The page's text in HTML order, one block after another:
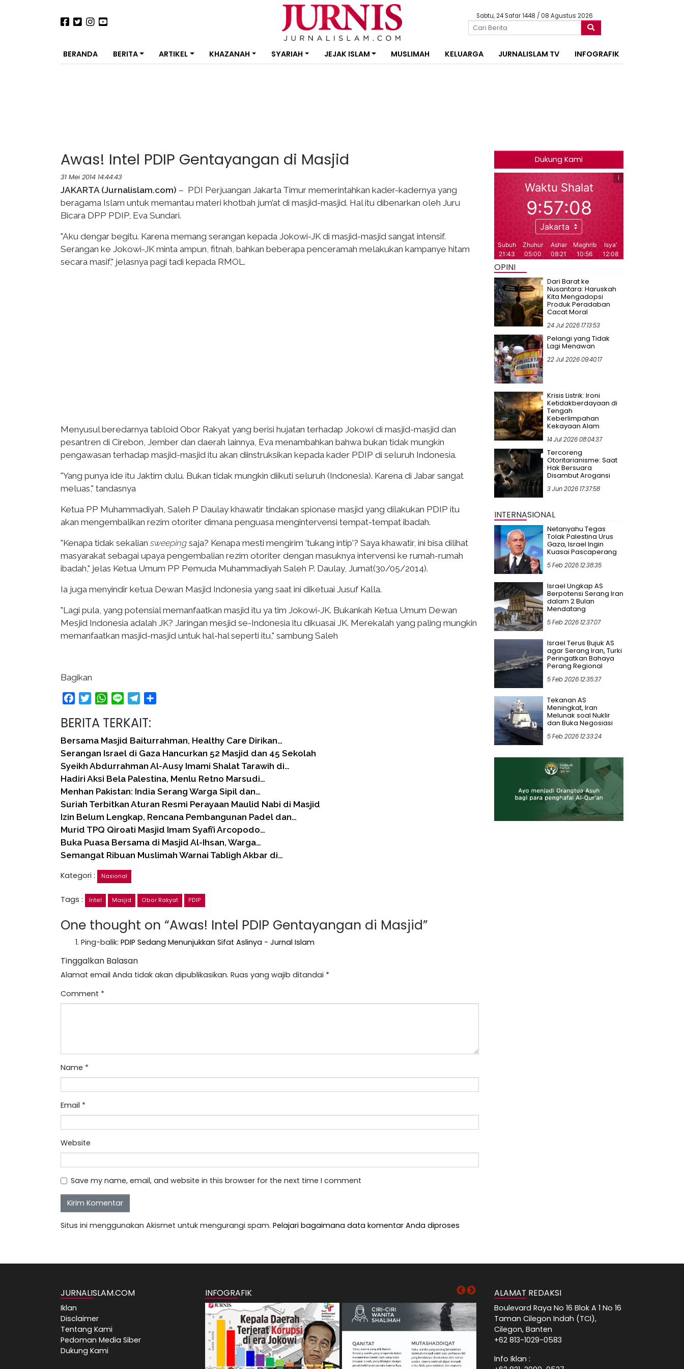
Sabtu, 24 Safar 1448 / 08 Agustus 2026
BERANDA BERITA ARTIKEL KHAZANAH SYARIAH JEJAK ISLAM MUSLIMAH KELUARGA JURNALISLAM TV INFOGRAFIK
Awas! Intel PDIP Gentayangan di Masjid
31 Mei 2014 14:44:43
JAKARTA (Jurnalislam.com) – PDI Perjuangan Jakarta Timur memerintahkan kader-kadernya yang
beragama Islam untuk memantau materi khotbah jum’at di masjid-masjid. Hal itu dibenarkan oleh Juru
Bicara DPP PDIP, Eva Sundari.
"Aku dengar begitu. Karena memang serangan kepada Jokowi-JK di masjid-masjid sangat intensif.
Serangan ke Jokowi-JK minta ampun, fitnah, bahkan beberapa penceramah melakukan kampanye hitam
secara masif," jelasnya pagi tadi kepada RMOL.
Menyusul beredarnya tabloid Obor Rakyat yang berisi hujatan terhadap Jokowi di masjid-masjid dan
pesantren di Cirebon, Jember dan daerah lainnya, Eva menambahkan bahwa bukan tidak mungkin
pengawasan terhadap masjid-masjid itu akan diinstruksikan kepada kader PDIP di seluruh Indonesia.
"Yang punya ide itu Jaktim dulu. Bukan tidak mungkin diikuti seluruh (Indonesia). Karena di Jabar sangat
meluas," tandasnya
Ketua PP Muhammadiyah, Saleh P Daulay khawatir tindakan spionase masjid yang dilakukan PDIP itu
akan mengembalikan rezim otoriter dimana penguasa mengintervensi tempat-tempat ibadah.
"Kenapa tidak sekalian sweeping saja? Kenapa mesti mengirim 'tukang intip'? Saya khawatir, ini bisa dilihat
masyarakat sebagai upaya pengembalian rezim otoriter dengan masuknya intervensi ke rumah-rumah
ibadah," jelas Ketua Umum PP Pemuda Muhammadiyah Saleh P. Daulay, Jumat(30/05/2014).
Ia juga menyindir ketua Dewan Masjid Indonesia yang saat ini diketuai Jusuf Kalla.
"Lagi pula, yang potensial memanfaatkan masjid itu ya tim Jokowi-JK. Bukankah Ketua Umum Dewan
Mesjid Indonesia adalah JK? Jaringan mesjid se-Indonesia itu dikuasai JK. Merekalah yang paling mungkin
memanfaatkan masjid-masjid untuk hal-hal seperti itu," sambung Saleh
Bagikan
FacebookTwitterWhatsApp
Line Telegram
BERITA TERKAIT:
Bersama Masjid Baiturrahman, Healthy Care Dirikan…
Serangan Israel di Gaza Hancurkan 52 Masjid dan 45 Sekolah
Syeikh Abdurrahman Al-Ausy Imami Shalat Tarawih di…
Hadiri Aksi Bela Palestina, Menlu Retno Marsudi…
Menhan Pakistan: India Serang Warga Sipil dan…
Suriah Terbitkan Aturan Resmi Perayaan Maulid Nabi di Masjid
Izin Belum Lengkap, Rencana Pembangunan Padel dan…
Murid TPQ Qiroati Masjid Imam Syafi’i Arcopodo…
Buka Puasa Bersama di Masjid Al-Ihsan, Warga…
Semangat Ribuan Muslimah Warnai Tabligh Akbar di…
Kategori :
Nasional
Tags : Intel Masjid Obor Rakyat PDIP
One thought on “Awas! Intel PDIP Gentayangan di Masjid”
Ping-balik: PDIP Sedang Menunjukkan Sifat Aslinya - Jurnal Islam
Tinggalkan Balasan
Alamat email Anda tidak akan dipublikasikan. Ruas yang wajib ditandai *
Comment *
Name *
Email *
Website
Save my name, email, and website in this browser for the next time I comment
Situs ini menggunakan Akismet untuk mengurangi spam. Pelajari bagaimana data komentar Anda diproses
Dukung Kami
OPINI
Dari Barat ke
Nusantara: Haruskah
Kita Mengadopsi
Produk Peradaban
Cacat Moral
24 Jul 2026 17:13:53
Pelangi yang Tidak
Lagi Menawan
22 Jul 2026 09:40:17
Krisis Listrik: Ironi
Ketidakberdayaan di
Tengah
Keberlimpahan
Kekayaan Alam
14 Jul 2026 08:04:37
Tercoreng
Otoritarianisme: Saat
Hak Bersuara
Disambut Arogansi
3 Jun 2026 17:37:58
INTERNASIONAL
Netanyahu Tegas
Tolak Palestina Urus
Gaza, Israel Ingin
Kuasai Pascaperang
5 Feb 2026 12:38:35
Israel Ungkap AS
Berpotensi Serang Iran
dalam 2 Bulan
Mendatang
5 Feb 2026 12:37:07
Israel Terus Bujuk AS
agar Serang Iran, Turki
Peringatkan Bahaya
Perang Regional
5 Feb 2026 12:35:37
Tekanan AS
Meningkat, Iran
Melunak soal Nuklir
dan Buka Negosiasi
5 Feb 2026 12:33:24
JURNALISLAM.COM
Iklan
Disclaimer
Tentang Kami
Pedoman Media Siber
Dukung Kami
INFOGRAFIK ALAMAT REDAKSI
Boulevard Raya No 16 Blok A 1 No 16
Taman Cilegon Indah (TCI),
Cilegon, Banten
+62 813-1029-0583
Info Iklan :